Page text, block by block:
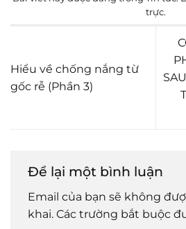
trực.
Hiểu về chống nắng từ
gốc rễ (Phần 3)
Để lại một bình luận
Email của bạn sẽ không
khai. Các trường bắt buộc